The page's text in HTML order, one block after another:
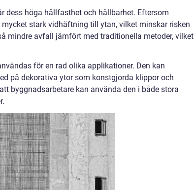
dess höga hållfasthet och hållbarhet. Eftersom
stark vidhäftning till ytan, vilket minskar risken
mindre avfall jämfört med traditionella metoder, vilket
för en rad olika applikationer. Den kan
på dekorativa ytor som konstgjorda klippor och
byggnadsarbetare kan använda den i både stora